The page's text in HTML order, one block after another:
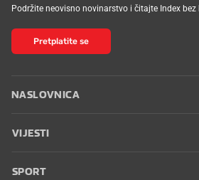
Podržite neovisno novinarstvo i čitajte Index bez
Pretplatite se
NASLOVNICA
VIJESTI
SPORT